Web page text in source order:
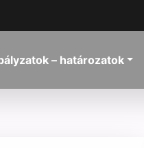
– határozatok